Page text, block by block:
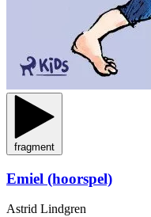
fragment
Emiel (hoorspel)
Astrid Lindgren